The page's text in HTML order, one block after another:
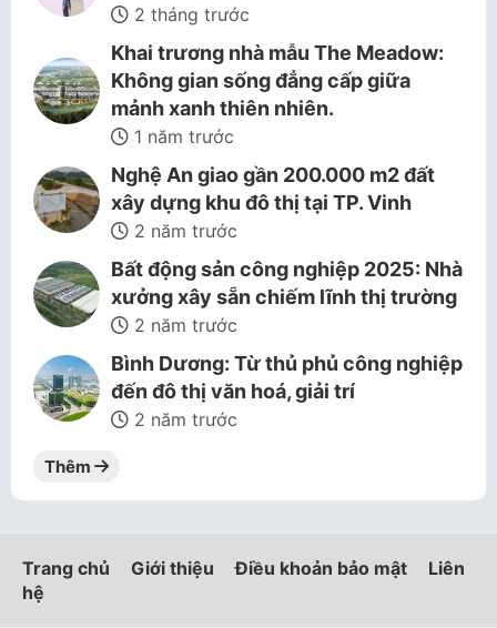
2 tháng trước
Khai trương nhà mẫu The Meadow:
Không gian sống đẳng cấp giữa
mảnh xanh thiên nhiên.
1 năm trước
Nghệ An giao gần 200.000 m2 đất
xây dựng khu đô thị tại TP. Vinh
2 năm trước
Bất động sản công nghiệp 2025: Nhà
xưởng xây sẵn chiếm lĩnh thị trường
2 năm trước
Bình Dương: Từ thủ phủ công nghiệp
đến đô thị văn hoá, giải trí
2 năm trước
Thêm
Trang chủ Giới thiệu Điều khoản bảo mật
Liên
hệ